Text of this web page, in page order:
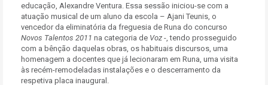
educação, Alexandre Ventura. Essa sessão iniciou-se com a
atuação musical de um aluno da escola – Ajani Teunis, o
vencedor da eliminatória da freguesia de Runa do concurso
Novos Talentos 2011 na categoria de Voz -, tendo prosseguido
com a bênção daquelas obras, os habituais discursos, uma
homenagem a docentes que já lecionaram em Runa, uma visita
às recém-remodeladas instalações e o descerramento da
respetiva placa inaugural.